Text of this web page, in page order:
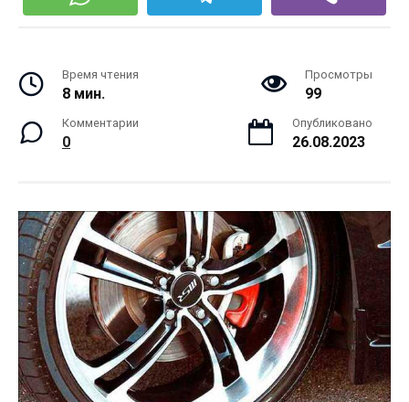
Время чтения
8 мин.
Просмотры
99
Комментарии
0
Опубликовано
26.08.2023